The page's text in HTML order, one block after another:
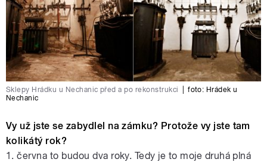
Sklepy Hrádku u Nechanic před a po rekonstrukci
foto: Hrádek u
Nechanic
Vy už jste se zabydlel na zámku? Protože vy jste tam
kolikátý rok?
1. června to budou dva roky. Tedy je to moje druhá plná